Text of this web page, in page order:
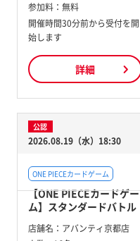
参加料： 無料
開催時間30分前から受付を開
始します
詳細
公認
2026.08.19（水）18:30
ONE PIECEカードゲーム
【ONE PIECEカードゲー
ム】スタンダードバトル
店舗名： アバンティ京都店